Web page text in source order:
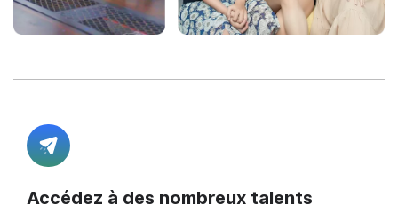
Accédez à des nombreux talents